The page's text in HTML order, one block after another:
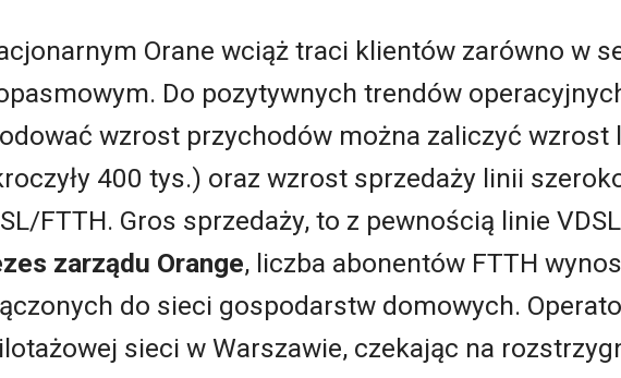
Orane wciąż traci klientów zarówno w
Do pozytywnych trendów
wzrost przychodów można zaliczyć wzrost
400 tys.) oraz wzrost sprzedaży linii
FTTH. Gros sprzedaży, to z pewnością linie
zarządu Orange, liczba abonentów FTTH
do sieci gospodarstw domowych.
sieci w Warszawie, czekając na